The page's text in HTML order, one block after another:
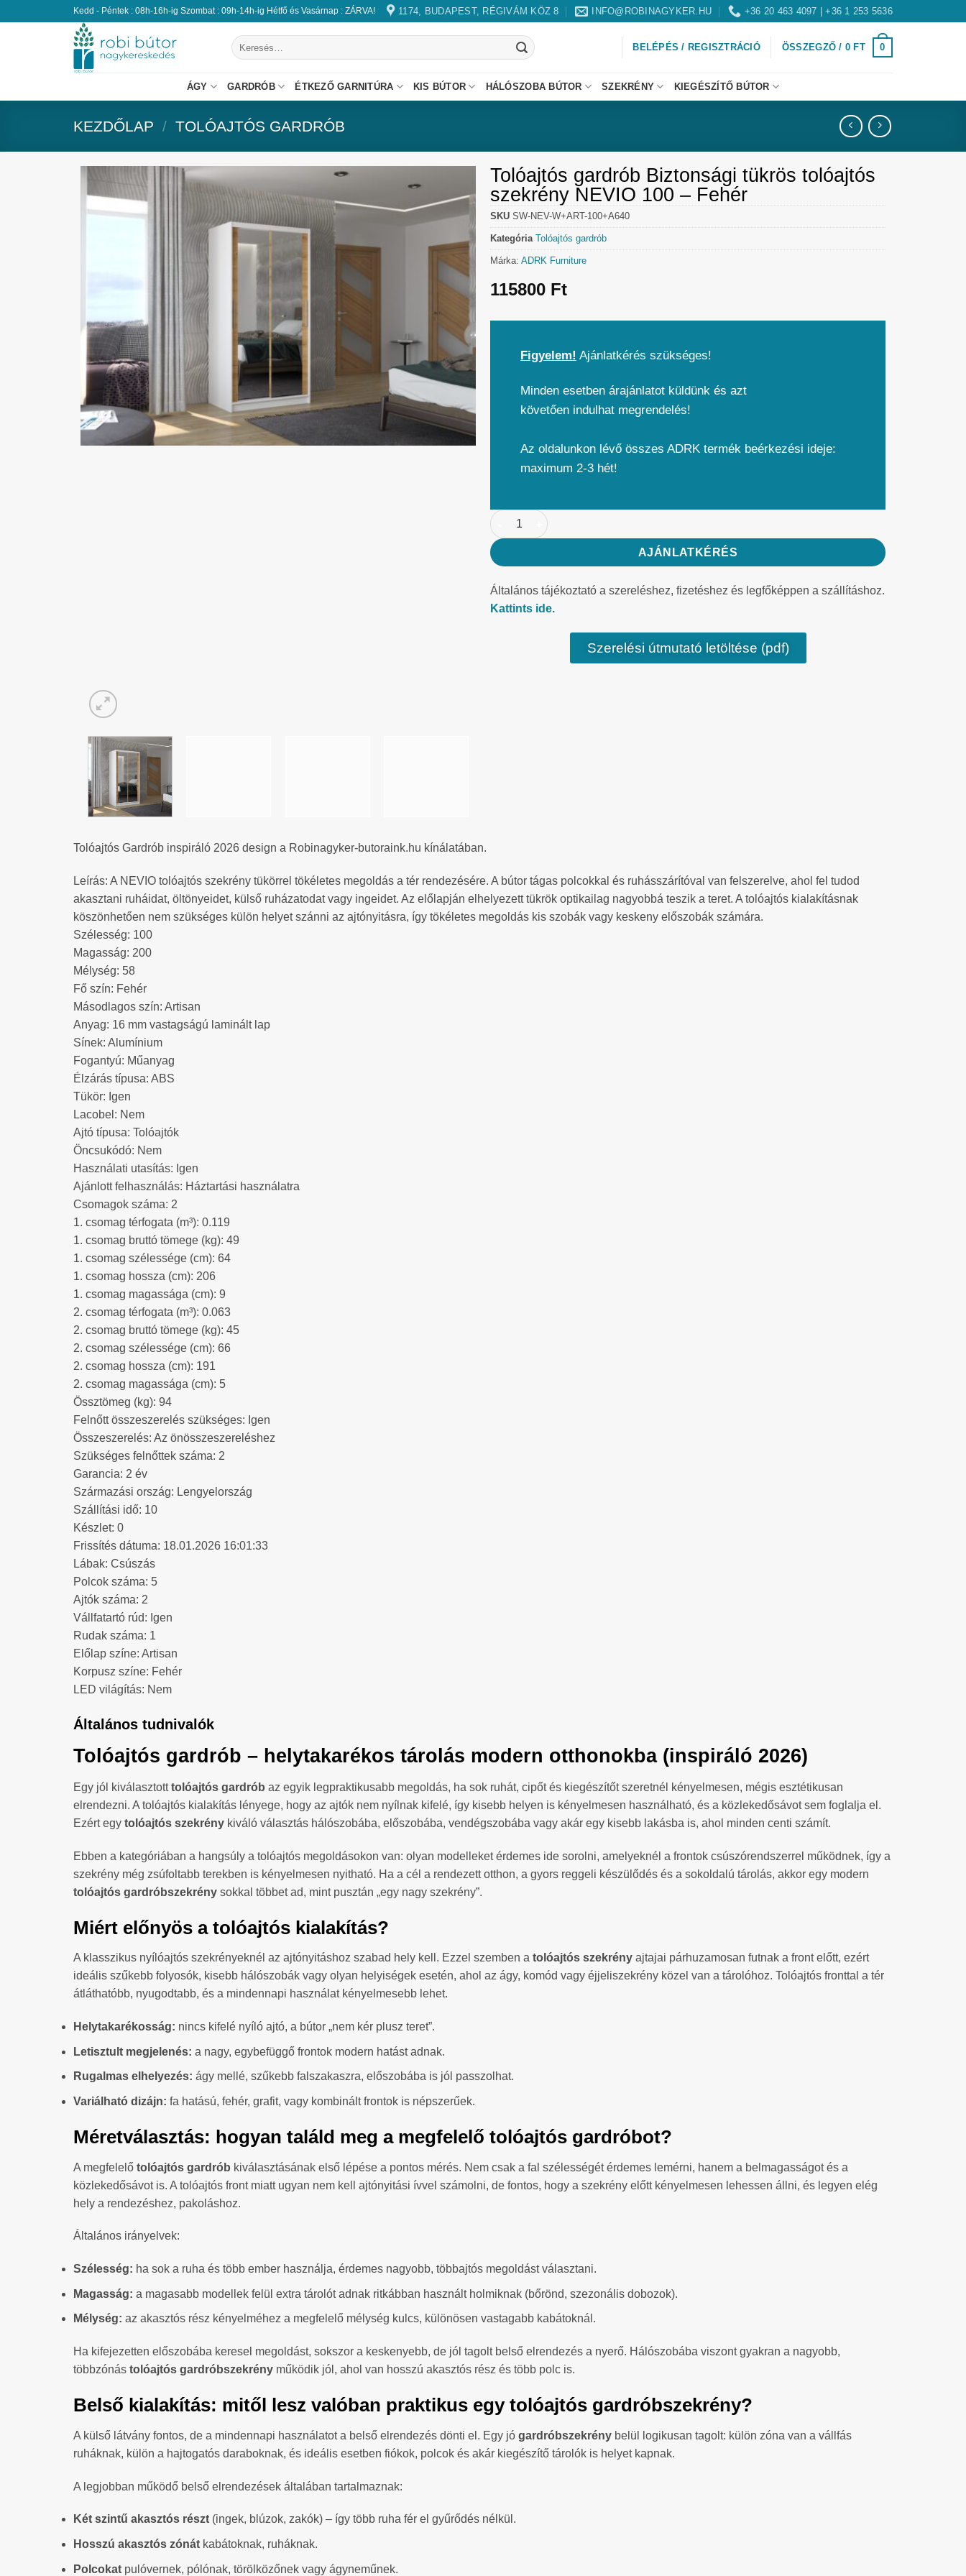
Kedd - Péntek : 08h-16h-ig Szombat : 09h-14h-ig Hétfő és Vasárnap : ZÁRVA! 1174, BUDAPEST, RÉGIVÁM KÖZ 8 INFO@ROBINAGYKER.HU +36 20 463 4097 | +36 1 253 5636
BELÉPÉS / REGISZTRÁCIÓ ÖSSZEGZŐ / 0 FT 0
ÁGY GARDRÓB ÉTKEZŐ GARNITÚRA KIS BÚTOR HÁLÓSZOBA BÚTOR SZEKRÉNY KIEGÉSZÍTŐ BÚTOR
KEZDŐLAP / TOLÓAJTÓS GARDRÓB
Tolóajtós gardrób Biztonsági tükrös tolóajtós
szekrény NEVIO 100 – Fehér
SKU SW-NEV-W+ART-100+A640
Kategória Tolóajtós gardrób
Márka: ADRK Furniture
115800 Ft
Figyelem! Ajánlatkérés szükséges!
Minden esetben árajánlatot küldünk és azt
követően indulhat megrendelés!
Az oldalunkon lévő összes ADRK termék beérkezési ideje:
maximum 2-3 hét!
AJÁNLATKÉRÉS
Általános tájékoztató a szereléshez, fizetéshez és legfőképpen a szállításhoz.
Kattints ide.
Szerelési útmutató letöltése (pdf)
Tolóajtós Gardrób inspiráló 2026 design a Robinagyker-butoraink.hu kínálatában.
Leírás: A NEVIO tolóajtós szekrény tükörrel tökéletes megoldás a tér rendezésére. A bútor tágas polcokkal és ruhásszárítóval van felszerelve, ahol fel tudod
akasztani ruháidat, öltönyeidet, külső ruházatodat vagy ingeidet. Az előlapján elhelyezett tükrök optikailag nagyobbá teszik a teret. A tolóajtós kialakításnak
köszönhetően nem szükséges külön helyet szánni az ajtónyitásra, így tökéletes megoldás kis szobák vagy keskeny előszobák számára.
Szélesség: 100
Magasság: 200
Mélység: 58
Fő szín: Fehér
Másodlagos szín: Artisan
Anyag: 16 mm vastagságú laminált lap
Sínek: Alumínium
Fogantyú: Műanyag
Élzárás típusa: ABS
Tükör: Igen
Lacobel: Nem
Ajtó típusa: Tolóajtók
Öncsukódó: Nem
Használati utasítás: Igen
Ajánlott felhasználás: Háztartási használatra
Csomagok száma: 2
1. csomag térfogata (m³): 0.119
1. csomag bruttó tömege (kg): 49
1. csomag szélessége (cm): 64
1. csomag hossza (cm): 206
1. csomag magassága (cm): 9
2. csomag térfogata (m³): 0.063
2. csomag bruttó tömege (kg): 45
2. csomag szélessége (cm): 66
2. csomag hossza (cm): 191
2. csomag magassága (cm): 5
Össztömeg (kg): 94
Felnőtt összeszerelés szükséges: Igen
Összeszerelés: Az önösszeszereléshez
Szükséges felnőttek száma: 2
Garancia: 2 év
Származási ország: Lengyelország
Szállítási idő: 10
Készlet: 0
Frissítés dátuma: 18.01.2026 16:01:33
Lábak: Csúszás
Polcok száma: 5
Ajtók száma: 2
Vállfatartó rúd: Igen
Rudak száma: 1
Előlap színe: Artisan
Korpusz színe: Fehér
LED világítás: Nem
Általános tudnivalók
Tolóajtós gardrób – helytakarékos tárolás modern otthonokba (inspiráló 2026)
Egy jól kiválasztotttolóajtós gardrób az egyik legpraktikusabb megoldás, ha sok ruhát, cipőt és kiegészítőt szeretnél kényelmesen, mégis esztétikusan
elrendezni. A tolóajtós kialakítás lényege, hogy az ajtók nem nyílnak kifelé, így kisebb helyen is kényelmesen használható, és a közlekedősávot sem foglalja el.
Ezért egy tolóajtós szekrény kiváló választás hálószobába, előszobába, vendégszobába vagy akár egy kisebb lakásba is, ahol minden centi számít.
Ebben a kategóriában a hangsúly a tolóajtós megoldásokon van: olyan modelleket érdemes ide sorolni, amelyeknél a frontok csúszórendszerrel működnek, így a
szekrény még zsúfoltabb terekben is kényelmesen nyitható. Ha a cél a rendezett otthon, a gyors reggeli készülődés és a sokoldalú tárolás, akkor egy modern
tolóajtós gardróbszekrény sokkal többet ad, mint pusztán „egy nagy szekrény”.
Miért előnyös a tolóajtós kialakítás?
A klasszikus nyílóajtós szekrényeknél az ajtónyitáshoz szabad hely kell. Ezzel szemben a tolóajtós szekrény ajtajai párhuzamosan futnak a front előtt, ezért
ideális szűkebb folyosók, kisebb hálószobák vagy olyan helyiségek esetén, ahol az ágy, komód vagy éjjeliszekrény közel van a tárolóhoz. Tolóajtós fronttal a tér
átláthatóbb, nyugodtabb, és a mindennapi használat kényelmesebb lehet.
Helytakarékosság: nincs kifelé nyíló ajtó, a bútor „nem kér plusz teret”.
Letisztult megjelenés: a nagy, egybefüggő frontok modern hatást adnak.
Rugalmas elhelyezés: ágy mellé, szűkebb falszakaszra, előszobába is jól passzolhat.
Variálható dizájn: fa hatású, fehér, grafit, vagy kombinált frontok is népszerűek.
Méretválasztás: hogyan találd meg a megfelelő tolóajtós gardróbot?
A megfelelő tolóajtós gardrób kiválasztásának első lépése a pontos mérés. Nem csak a fal szélességét érdemes lemérni, hanem a belmagasságot és a
közlekedősávot is. A tolóajtós front miatt ugyan nem kell ajtónyitási ívvel számolni, de fontos, hogy a szekrény előtt kényelmesen lehessen állni, és legyen elég
hely a rendezéshez, pakoláshoz.
Általános irányelvek:
Szélesség: ha sok a ruha és több ember használja, érdemes nagyobb, többajtós megoldást választani.
Magasság: a magasabb modellek felül extra tárolót adnak ritkábban használt holmiknak (bőrönd, szezonális dobozok).
Mélység: az akasztós rész kényelméhez a megfelelő mélység kulcs, különösen vastagabb kabátoknál.
Ha kifejezetten előszobába keresel megoldást, sokszor a keskenyebb, de jól tagolt belső elrendezés a nyerő. Hálószobába viszont gyakran a nagyobb,
többzónás tolóajtós gardróbszekrény működik jól, ahol van hosszú akasztós rész és több polc is.
Belső kialakítás: mitől lesz valóban praktikus egy tolóajtós gardróbszekrény?
A külső látvány fontos, de a mindennapi használatot a belső elrendezés dönti el. Egy jó gardróbszekrény belül logikusan tagolt: külön zóna van a vállfás
ruháknak, külön a hajtogatós daraboknak, és ideális esetben fiókok, polcok és akár kiegészítő tárolók is helyet kapnak.
A legjobban működő belső elrendezések általában tartalmaznak:
Két szintű akasztós részt (ingek, blúzok, zakók) – így több ruha fér el gyűrődés nélkül.
Hosszú akasztós zónát kabátoknak, ruháknak.
Polcokat pulóvernek, pólónak, törölközőnek vagy ágyneműnek.